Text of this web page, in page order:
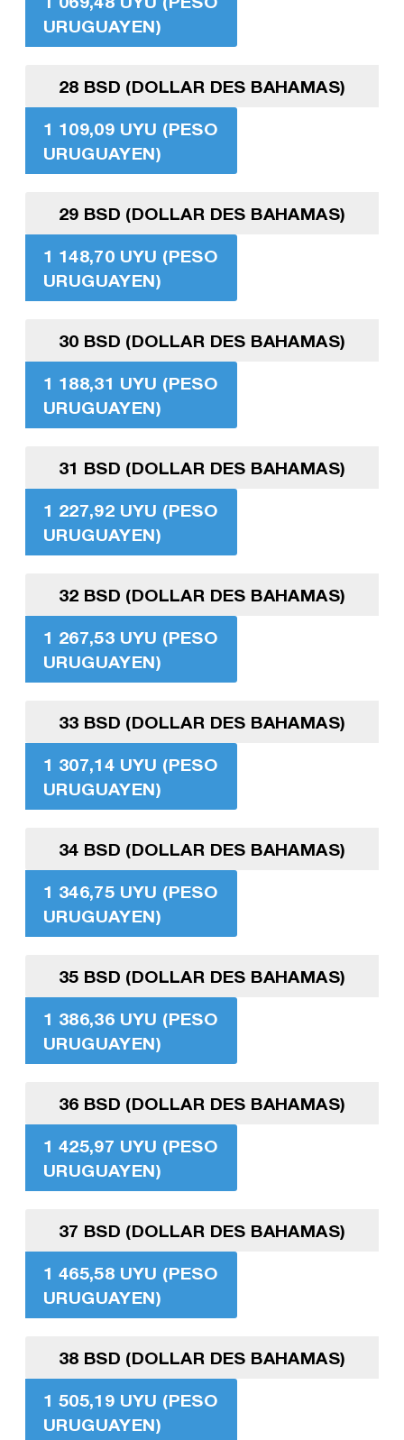
URUGUAYEN)
28 BSD (DOLLAR DES BAHAMAS)
1 109,09 UYU (PESO
URUGUAYEN)
29 BSD (DOLLAR DES BAHAMAS)
1 148,70 UYU (PESO
URUGUAYEN)
30 BSD (DOLLAR DES BAHAMAS)
1 188,31 UYU (PESO
URUGUAYEN)
31 BSD (DOLLAR DES BAHAMAS)
1 227,92 UYU (PESO
URUGUAYEN)
32 BSD (DOLLAR DES BAHAMAS)
1 267,53 UYU (PESO
URUGUAYEN)
33 BSD (DOLLAR DES BAHAMAS)
1 307,14 UYU (PESO
URUGUAYEN)
34 BSD (DOLLAR DES BAHAMAS)
1 346,75 UYU (PESO
URUGUAYEN)
35 BSD (DOLLAR DES BAHAMAS)
1 386,36 UYU (PESO
URUGUAYEN)
36 BSD (DOLLAR DES BAHAMAS)
1 425,97 UYU (PESO
URUGUAYEN)
37 BSD (DOLLAR DES BAHAMAS)
1 465,58 UYU (PESO
URUGUAYEN)
38 BSD (DOLLAR DES BAHAMAS)
1 505,19 UYU (PESO
URUGUAYEN)